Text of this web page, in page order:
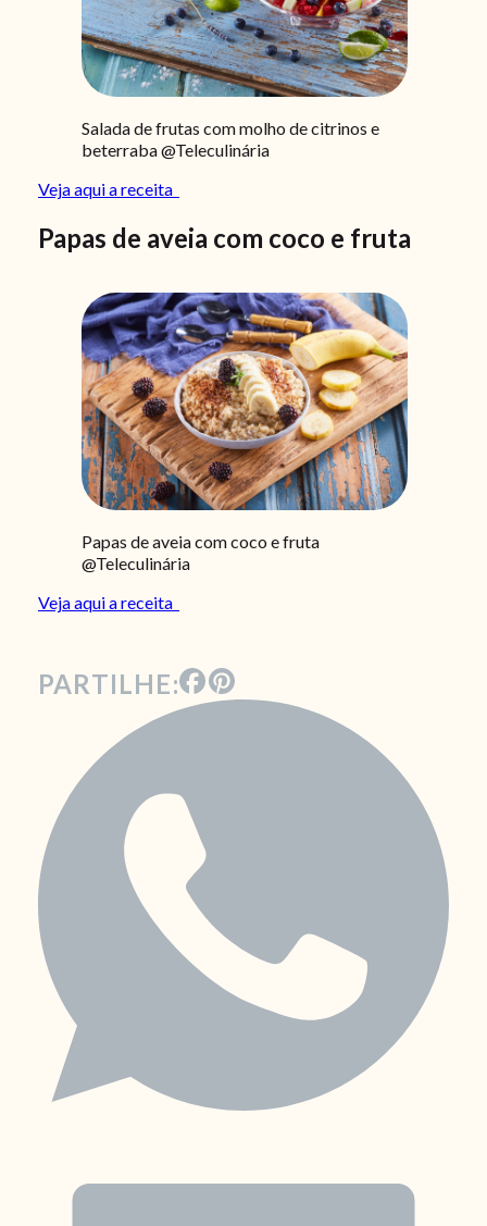
Salada de frutas com molho de citrinos e
beterraba @Teleculinária
Veja aqui a receita
Papas de aveia com coco e fruta
Papas de aveia com coco e fruta
@Teleculinária
Veja aqui a receita
PARTILHE: